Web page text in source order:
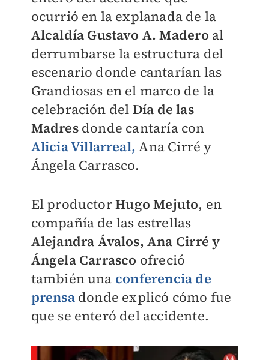
ocurrió en la explanada de la
Alcaldía Gustavo A. Madero al
derrumbarse la estructura del
escenario donde cantarían las
Grandiosas en el marco de la
celebración del Día de las
Madresdonde cantaría con
Alicia Villarreal, Ana Cirré y
Ángela Carrasco.
El productorHugo Mejuto, en
compañía de las estrellas
Alejandra Ávalos, Ana Cirré y
Ángela Carrasco ofreció
también una conferencia de
prensadonde explicó cómo fue
que se enteró del accidente.